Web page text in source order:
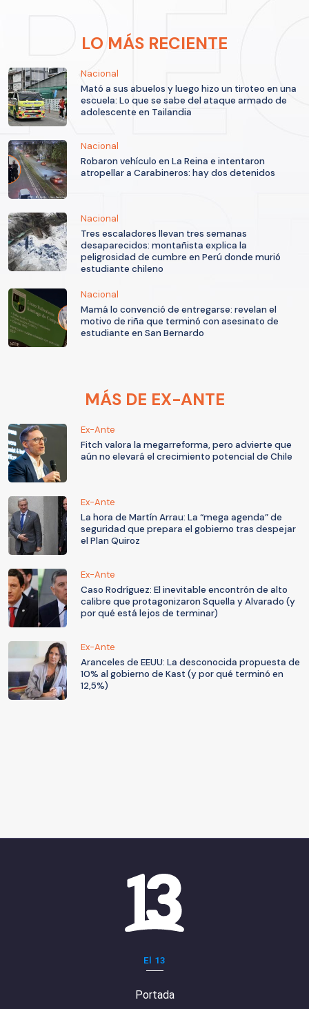
LO MÁS RECIENTE
Nacional
Mató a sus abuelos y luego hizo un tiroteo en una
escuela: Lo que se sabe del ataque armado de
adolescente en Tailandia
Nacional
Robaron vehículo en La Reina e intentaron
atropellar a Carabineros: hay dos detenidos
Nacional
Tres escaladores llevan tres semanas
desaparecidos: montañista explica la
peligrosidad de cumbre en Perú donde murió
estudiante chileno
Nacional
Mamá lo convenció de entregarse: revelan el
motivo de riña que terminó con asesinato de
estudiante en San Bernardo
MÁS DE EX-ANTE
Ex-Ante
Fitch valora la megarreforma, pero advierte que
aún no elevará el crecimiento potencial de Chile
Ex-Ante
La hora de Martín Arrau: La “mega agenda” de
seguridad que prepara el gobierno tras despejar
el Plan Quiroz
Ex-Ante
Caso Rodríguez: El inevitable encontrón de alto
calibre que protagonizaron Squella y Alvarado (y
por qué está lejos de terminar)
Ex-Ante
Aranceles de EEUU: La desconocida propuesta de
10% al gobierno de Kast (y por qué terminó en
12,5%)
El 13
Portada